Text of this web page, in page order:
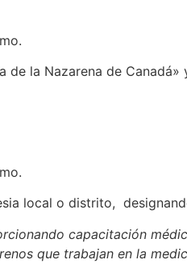
de la Nazarena de Canadá»
local o distrito,
capacitación
que trabajan en la